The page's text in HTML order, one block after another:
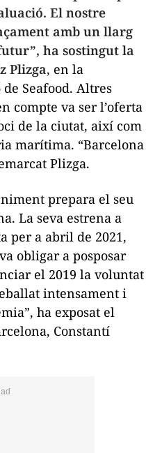
El nostre
amb un llarg
ha sostingut la
Plizga, en la
Seafood. Altres
compte va ser l’oferta
de la ciutat, així com
marítima. “Barcelona
Plizga.
prepara el seu
La seva estrena a
per a abril de 2021,
obligar a posposar
el 2019 la voluntat
intensament i
ha exposat el
Constantí